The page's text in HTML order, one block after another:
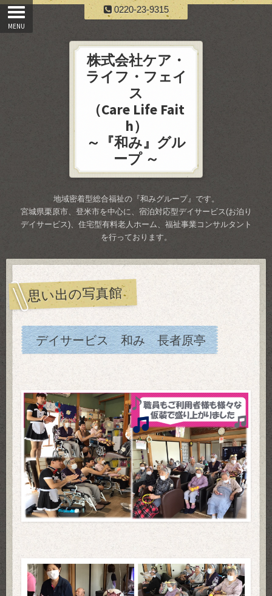
0220-23-9315
株式会社ケア・
ライフ・フェイ
ス
（Care Life Fait
h）
～『和み』グル
ープ ～
地域密着型総合福祉の『和みグループ』です。
宮城県栗原市、登米市を中心に、宿泊対応型デイサービス(お泊り
デイサービス)、住宅型有料老人ホーム、福祉事業コンサルタント
を行っております。
思い出の写真館
デイサービス 和み 長者原亭